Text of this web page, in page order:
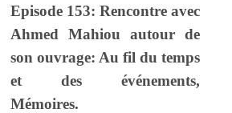
Episode 153: Rencontre avec
Ahmed Mahiou autour de
son ouvrage: Au fil du temps
et des événements,
Mémoires.